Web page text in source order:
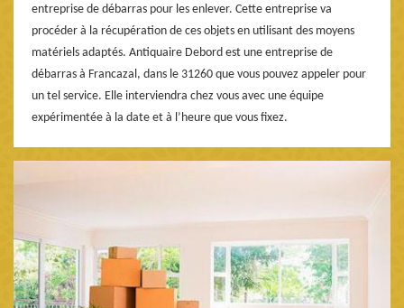
entreprise de débarras pour les enlever. Cette entreprise va
procéder à la récupération de ces objets en utilisant des moyens
matériels adaptés. Antiquaire Debord est une entreprise de
débarras à Francazal, dans le 31260 que vous pouvez appeler pour
un tel service. Elle interviendra chez vous avec une équipe
expérimentée à la date et à l’heure que vous fixez.